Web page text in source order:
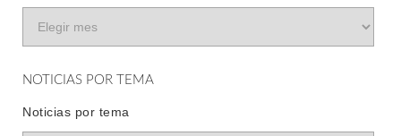
NOTICIAS POR TEMA
Noticias por tema